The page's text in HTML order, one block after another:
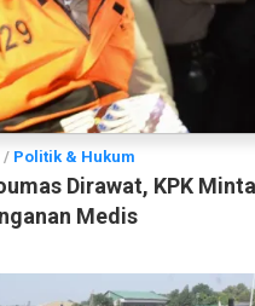
/ Politik & Hukum
Dirawat, KPK
Medis